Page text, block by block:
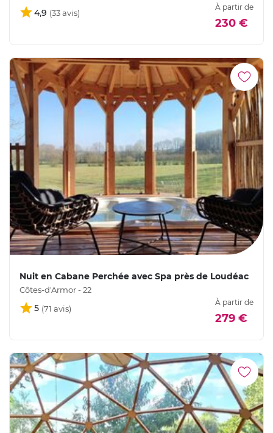
4,9
À partir de
230 €
Nuit en Cabane Perchée avec Spa près de Loudéac
Côtes-d'Armor - 22
5
À partir de
279 €